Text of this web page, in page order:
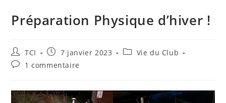
Préparation Physique d’hiver !
TCI 7 janvier 2023
Vie du Club
1 commentaire